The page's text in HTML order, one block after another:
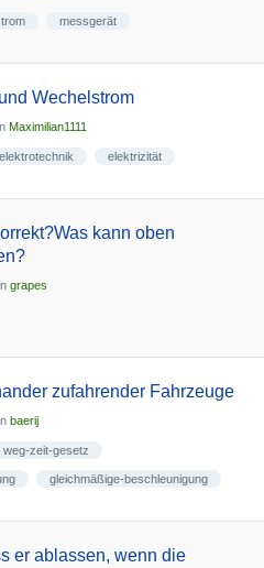
messgerät
Wechelstrom
Maximilian1111
elektrotechnik elektrizität
kann oben
grapes
zufahrender Fahrzeuge
baerij
weg-zeit-gesetz
gleichmäßige-beschleunigung
er ablassen, wenn die